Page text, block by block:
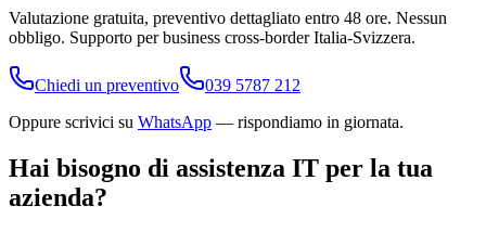
Valutazione gratuita, preventivo dettagliato entro 48 ore. Nessun
obbligo. Supporto per business cross-border Italia-Svizzera.
Chiedi un preventivo
039 5787 212
Oppure scrivici su WhatsApp — rispondiamo in giornata.
Hai bisogno di assistenza IT per la tua
azienda?